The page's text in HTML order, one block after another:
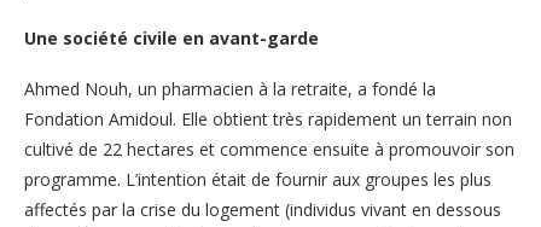
Une société civile en avant-garde
Ahmed Nouh, un pharmacien à la retraite, a fondé la
Fondation Amidoul. Elle obtient très rapidement un terrain non
cultivé de 22 hectares et commence ensuite à promouvoir son
programme. L’intention était de fournir aux groupes les plus
affectés par la crise du logement (individus vivant en dessous